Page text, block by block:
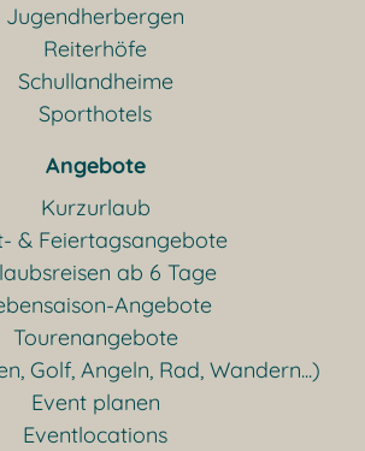
Jugendherbergen
Reiterhöfe
Schullandheime
Sporthotels
Angebote
Kurzurlaub
& Feiertagsangebote
ab 6 Tage
Angebote
Tourenangebote
Golf, Angeln, Rad, Wandern...)
Event planen
Eventlocations